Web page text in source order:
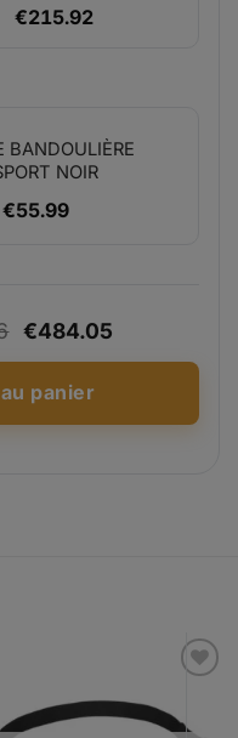
Le
€269.90.
€215.92
€215.92.
BANDOULIÈRE
NOIR
Le
€69.99.
€55.99Le
€55.99.
€484.05
panier
à la liste
d’envies